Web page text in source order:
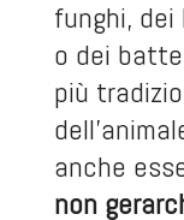
funghi,
o dei
più
anche
non